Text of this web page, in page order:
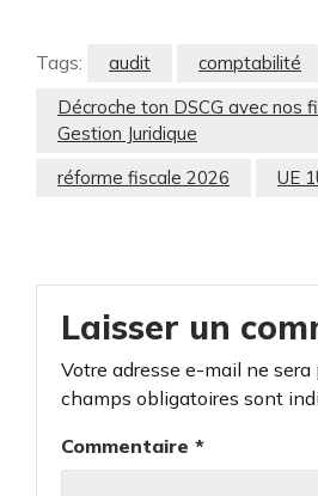
Tags: audit
comptabilité
Décroche ton DSCG avec nos
Gestion Juridique
réforme fiscale 2026
UE
Laisser un
Votre adresse e-mail ne sera
champs obligatoires sont
Commentaire *